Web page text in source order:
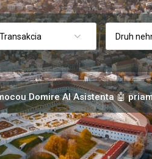
Transakcia Druh
Domire AI Asistenta 🤖